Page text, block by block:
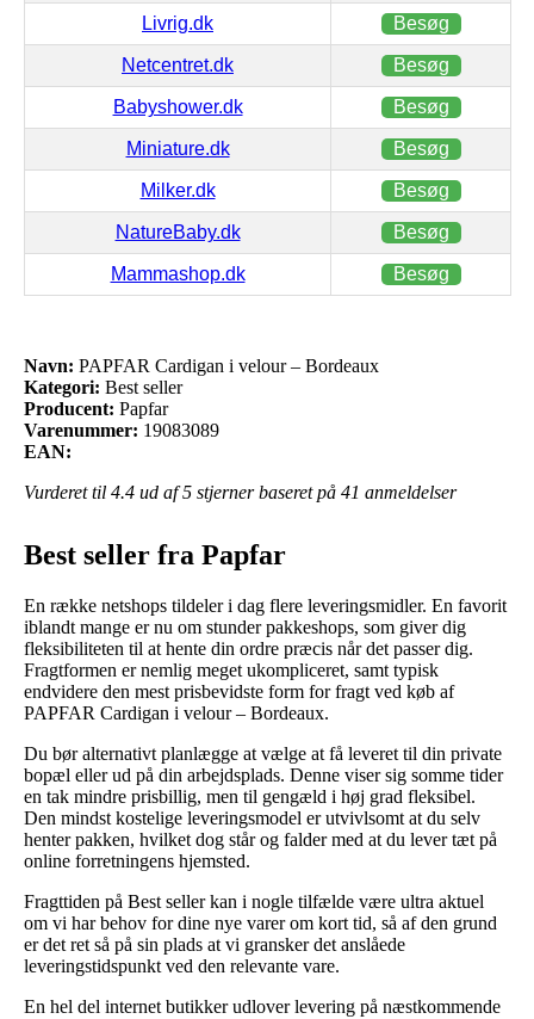
Livrig.dk Besøg
Netcentret.dk Besøg
Babyshower.dk Besøg
Miniature.dk Besøg
Milker.dk Besøg
NatureBaby.dk Besøg
Mammashop.dk Besøg
Navn: PAPFAR Cardigan i velour – Bordeaux
Kategori: Best seller
Producent: Papfar
Varenummer: 19083089
EAN:
Vurderet til 4.4 ud af 5 stjerner baseret på 41 anmeldelser
Best seller fra Papfar
En række netshops tildeler i dag flere leveringsmidler. En favorit
iblandt mange er nu om stunder pakkeshops, som giver dig
fleksibiliteten til at hente din ordre præcis når det passer dig.
Fragtformen er nemlig meget ukompliceret, samt typisk
endvidere den mest prisbevidste form for fragt ved køb af
PAPFAR Cardigan i velour – Bordeaux.
Du bør alternativt planlægge at vælge at få leveret til din private
bopæl eller ud på din arbejdsplads. Denne viser sig somme tider
en tak mindre prisbillig, men til gengæld i høj grad fleksibel.
Den mindst kostelige leveringsmodel er utvivlsomt at du selv
henter pakken, hvilket dog står og falder med at du lever tæt på
online forretningens hjemsted.
Fragttiden på Best seller kan i nogle tilfælde være ultra aktuel
om vi har behov for dine nye varer om kort tid, så af den grund
er det ret så på sin plads at vi gransker det anslåede
leveringstidspunkt ved den relevante vare.
En hel del internet butikker udlover levering på næstkommende